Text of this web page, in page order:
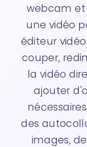
webcam
une vidéo
éditeur
couper,
la vidéo
ajouter
des
images,